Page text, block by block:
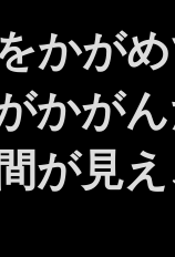
かが
かが
が見